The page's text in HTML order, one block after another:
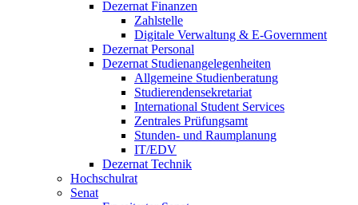
Dezernat Finanzen
Zahlstelle
Digitale Verwaltung & E-Government
Dezernat Personal
Dezernat Studienangelegenheiten
Allgemeine Studienberatung
Studierendensekretariat
International Student Services
Zentrales Prüfungsamt
Stunden- und Raumplanung
IT/EDV
Dezernat Technik
Hochschulrat
Senat